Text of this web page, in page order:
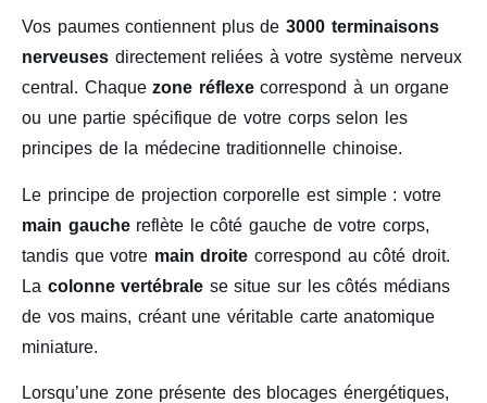
Vos paumes contiennent plus de 3000 terminaisons
nerveuses directement reliées à votre système nerveux
central. Chaquezone réflexecorrespond à un organe
ou une partie spécifique de votre corps selon les
principes de la médecine traditionnelle chinoise.
Le principe de projection corporelle est simple : votre
main gauchereflète le côté gauche de votre corps,
tandis que votre main droite correspond au côté droit.
La colonne vertébrale se situe sur les côtés médians
de vos mains, créant une véritable carte anatomique
miniature.
Lorsqu’une zone présente des blocages énergétiques,